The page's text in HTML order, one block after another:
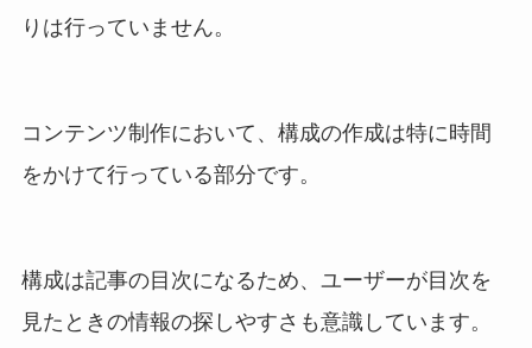
りは行っていません。
コンテンツ制作において、構成の作成は特に時間
をかけて行っている部分です。
構成は記事の目次になるため、ユーザーが目次を
見たときの情報の探しやすさも意識しています。